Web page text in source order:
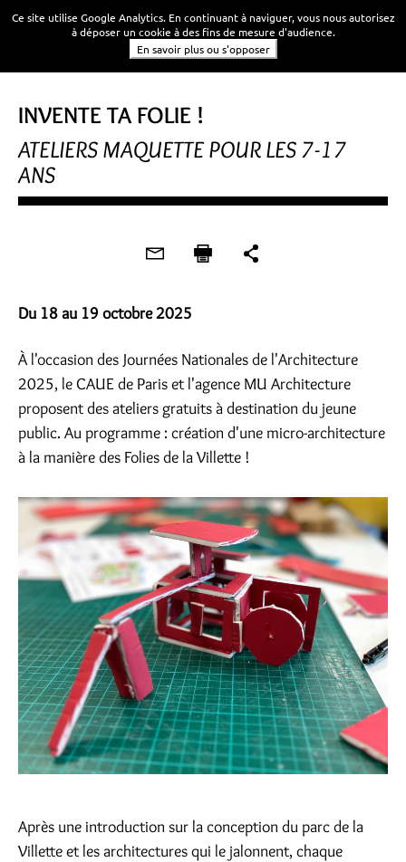
JOURNÉES DE L'ARCHITECTURE
INVENTE TA FOLIE !
ATELIERS MAQUETTE POUR LES 7-17
ANS
Du 18 au 19 octobre 2025
À l'occasion des Journées Nationales de l'Architecture
2025, le CAUE de Paris et l'agence MU Architecture
proposent des ateliers gratuits à destination du jeune
public. Au programme : création d'une micro-architecture
à la manière des Folies de la Villette !
Après une introduction sur la conception du parc de la
Villette et les architectures qui le jalonnent, chaque
Ce site utilise Google Analytics. En continuant à naviguer, vous nous autorisez
à déposer un cookie à des fins de mesure d'audience.
En savoir plus ou s'opposer